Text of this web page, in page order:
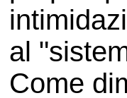
al
Come